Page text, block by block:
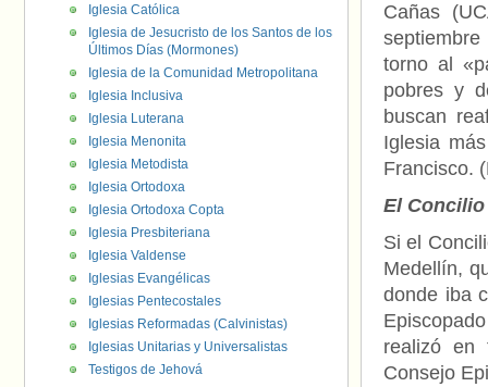
Cañas
torno al
pobres y
buscan
Iglesia
Francisco.
El
Si el
Medellín,
donde iba
realizó en
Consejo
Iglesia Católica
Iglesia de Jesucristo de los Santos de los
Últimos Días (Mormones)
Iglesia de la Comunidad Metropolitana
Iglesia Inclusiva
Iglesia Luterana
Iglesia Menonita
Iglesia Metodista
Iglesia Ortodoxa
Iglesia Ortodoxa Copta
Iglesia Presbiteriana
Iglesia Valdense
Iglesias Evangélicas
Iglesias Pentecostales
Iglesias Reformadas (Calvinistas)
Iglesias Unitarias y Universalistas
Testigos de Jehová